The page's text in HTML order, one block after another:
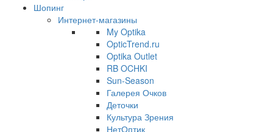
Шопинг
Интернет-магазины
My Optika
OpticTrend.ru
Optika Outlet
RB OCHKI
Sun-Season
Галерея Очков
Деточки
Культура Зрения
НетОптик